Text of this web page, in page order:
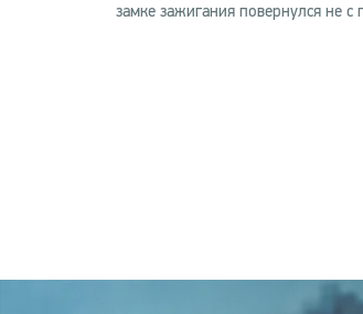
замке зажигания повернулся не